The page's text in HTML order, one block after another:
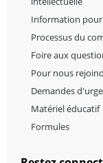
Information pour
Processus du
Foire aux
Pour nous
Demandes
Matériel éducatif
Formules